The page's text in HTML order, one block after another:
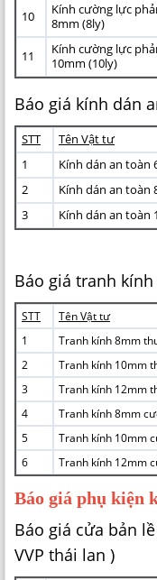
10
Kính cường lực
8mm (8ly)
11
Kính cường lực
10mm (10ly)
Báo giá kính dán
STT Tên Vật tư
1
Kính dán an toàn
2
Kính dán an toàn
3
Kính dán an toàn
Báo giá tranh kính
STT Tên Vật tư
1
Tranh kính 8mm
2
Tranh kính 10mm
3
Tranh kính 12mm
4
Tranh kính 8mm
5
Tranh kính 10mm
6
Tranh kính 12mm
Báo giá phụ kiện
Báo giá cửa bản
VVP thái lan )